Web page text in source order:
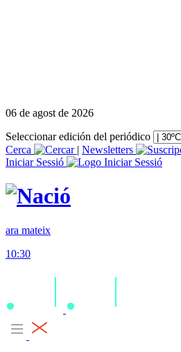
06 de agost de 2026
Seleccionar edición del periódico
Cerca
| Newsletters
Iniciar Sessió
ara mateix
10:30